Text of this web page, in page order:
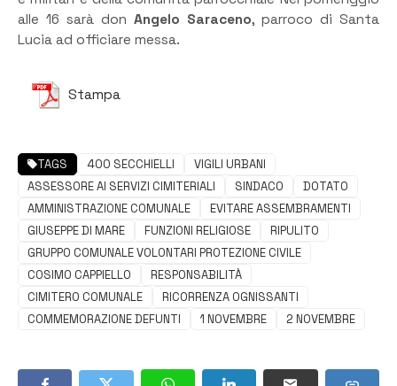
alle 16 sarà don Angelo Saraceno, parroco di Santa
Lucia ad officiare messa.
Stampa
TAGS 400 SECCHIELLI
VIGILI URBANI
ASSESSORE AI SERVIZI CIMITERIALI
SINDACO
DOTATO
AMMINISTRAZIONE COMUNALE
EVITARE ASSEMBRAMENTI
GIUSEPPE DI MARE
FUNZIONI RELIGIOSE
RIPULITO
GRUPPO COMUNALE VOLONTARI PROTEZIONE CIVILE
COSIMO CAPPIELLO
RESPONSABILITÀ
CIMITERO COMUNALE
RICORRENZA OGNISSANTI
COMMEMORAZIONE DEFUNTI
1 NOVEMBRE 2 NOVEMBRE